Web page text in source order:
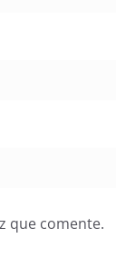
que comente.